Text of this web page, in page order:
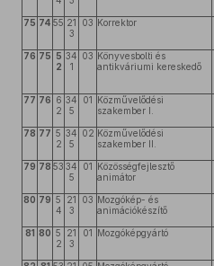
75 74 55 21
3
03 Korrektor
76 75 5
2
34
1
03 Könyvesbolti és
antikváriumi kereskedő
77 76 6
2
34
5
01 Közművelődési
szakember I.
78 77 5
2
34
5
02 Közművelődési
szakember II.
79 78 53 34
5
01 Közösségfejlesztő
animátor
80 79 5
4
21
3
03 Mozgókép- és
animációkészítő
81 80 5
2
21
3
01 Mozgóképgyártó